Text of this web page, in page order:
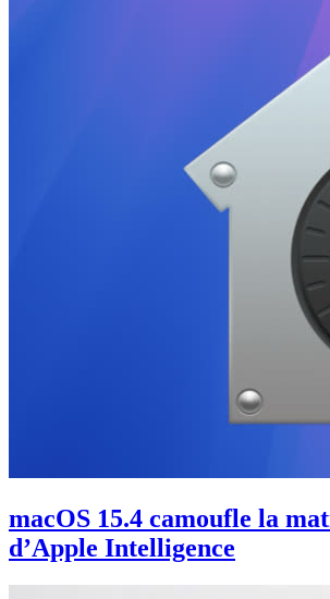
macOS 15.4 camoufle la
d’Apple Intelligence